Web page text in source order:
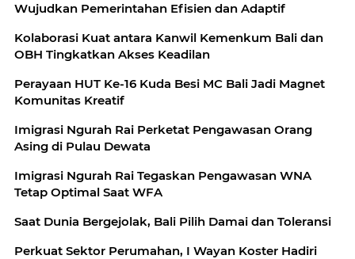
Wujudkan Pemerintahan Efisien dan Adaptif
Kolaborasi Kuat antara Kanwil Kemenkum Bali dan
OBH Tingkatkan Akses Keadilan
Perayaan HUT Ke-16 Kuda Besi MC Bali Jadi Magnet
Komunitas Kreatif
Imigrasi Ngurah Rai Perketat Pengawasan Orang
Asing di Pulau Dewata
Imigrasi Ngurah Rai Tegaskan Pengawasan WNA
Tetap Optimal Saat WFA
Saat Dunia Bergejolak, Bali Pilih Damai dan Toleransi
Perkuat Sektor Perumahan, I Wayan Koster Hadiri